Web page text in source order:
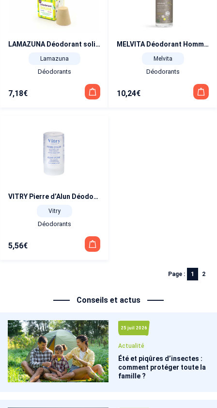
LAMAZUNA Déodorant solide végane à l’huile essentielle de palmarosa 30 g
Lamazuna
Déodorants
7,18€
MELVITA Déodorant Homme 24H roll-on 50 ml
Melvita
Déodorants
10,24€
VITRY Pierre d’Alun Déodorant 120 gr
Vitry
Déodorants
5,56€
Page : 1 2
Conseils et actus
25 juil 2026
Actualité
Été et piqûres d’insectes :
comment protéger toute la
famille ?